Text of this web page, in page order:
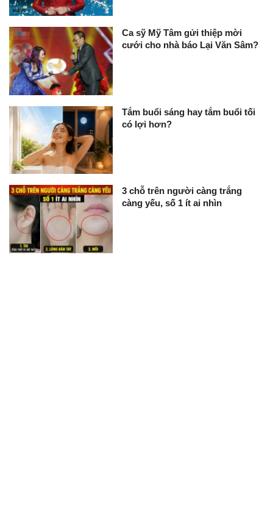
Ca sỹ Mỹ Tâm gửi thiệp mời
cưới cho nhà báo Lại Văn Sâm?
Tắm buổi sáng hay tắm buổi tối
có lợi hơn?
3 chỗ trên người càng trắng
càng yếu, số 1 ít ai nhìn